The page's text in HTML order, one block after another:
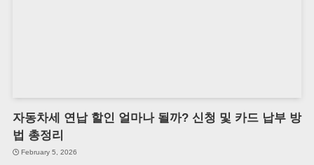
자동차세 연납 할인 얼마나 될까? 신청 및 카드 납부 방
법 총정리
February 5, 2026